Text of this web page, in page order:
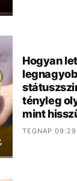
Hogyan
tényleg
mint
TEGNAP